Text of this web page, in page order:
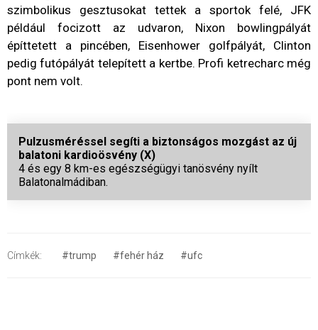
szimbolikus gesztusokat tettek a sportok felé, JFK
például focizott az udvaron, Nixon bowlingpályát
építtetett a pincében, Eisenhower golfpályát, Clinton
pedig futópályát telepített a kertbe. Profi ketrecharc még
pont nem volt.
Pulzusméréssel segíti a biztonságos mozgást az új
balatoni kardioösvény (X)
4 és egy 8 km-es egészségügyi tanösvény nyílt
Balatonalmádiban.
Címkék: #trump #fehér ház #ufc